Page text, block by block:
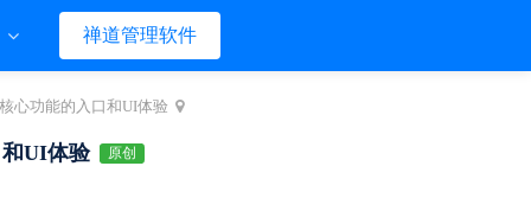
禅道管理软件
心功能的入口和UI体验
UI体验 原创